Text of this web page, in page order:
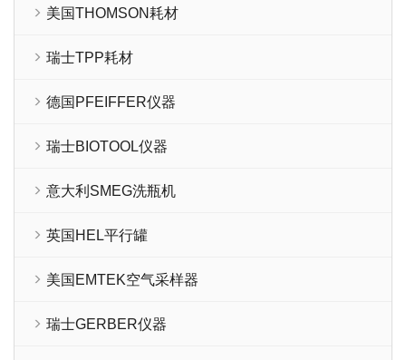
美国THOMSON耗材
瑞士TPP耗材
德国PFEIFFER仪器
瑞士BIOTOOL仪器
意大利SMEG洗瓶机
英国HEL平行罐
美国EMTEK空气采样器
瑞士GERBER仪器